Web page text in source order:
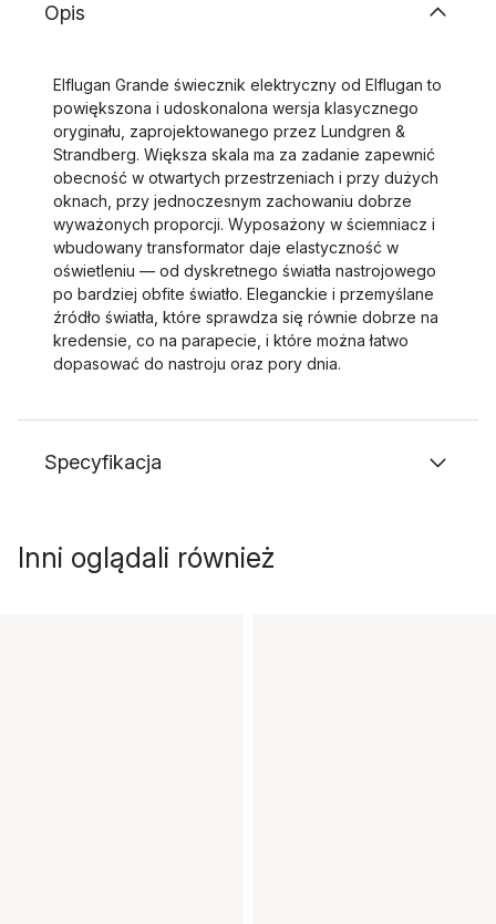
Opis
Elflugan Grande świecznik elektryczny od Elflugan to
powiększona i udoskonalona wersja klasycznego
oryginału, zaprojektowanego przez Lundgren &
Strandberg. Większa skala ma za zadanie zapewnić
obecność w otwartych przestrzeniach i przy dużych
oknach, przy jednoczesnym zachowaniu dobrze
wyważonych proporcji. Wyposażony w ściemniacz i
wbudowany transformator daje elastyczność w
oświetleniu — od dyskretnego światła nastrojowego
po bardziej obfite światło. Eleganckie i przemyślane
źródło światła, które sprawdza się równie dobrze na
kredensie, co na parapecie, i które można łatwo
dopasować do nastroju oraz pory dnia.
Specyfikacja
Inni oglądali również